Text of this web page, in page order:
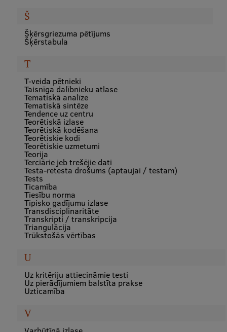
Š
Šķērsgriezuma pētījums
Šķērstabula
T
T-veida pētnieki
Taisnīga dalībnieku atlase
Tematiskā analīze
Tematiskā sintēze
Tendence uz centru
Teorētiskā izlase
Teorētiskā kodēšana
Teorētiskie kodi
Teorētiskie uzmetumi
Teorija
Terciārie jeb trešējie dati
Testa-retesta drošums (aptaujai / testam)
Tests
Ticamība
Tiesību norma
Tipisko gadījumu izlase
Transdisciplinaritāte
Transkripti / transkripcija
Triangulācija
Trūkstošās vērtības
U
Uz kritēriju attiecināmie testi
Uz pierādījumiem balstīta prakse
Uzticamība
V